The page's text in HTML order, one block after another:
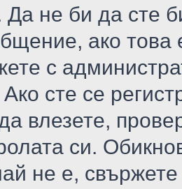
Да не би да сте
ако това
с
сте се
влезете,
си.
не е,